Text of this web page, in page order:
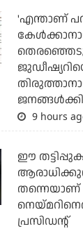
'എന്താണ്
9 hours
ഈ
തന്നെയാണ്
പ്രസിഡന്റ്